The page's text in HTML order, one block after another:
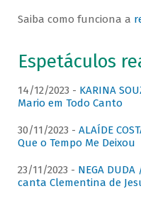
Saiba como funciona a
Espetáculos
14/12/2023 - KARINA
Mario em Todo Canto
30/11/2023 - ALAÍDE
Que o Tempo Me Deixou
23/11/2023 - NEGA
canta Clementina de